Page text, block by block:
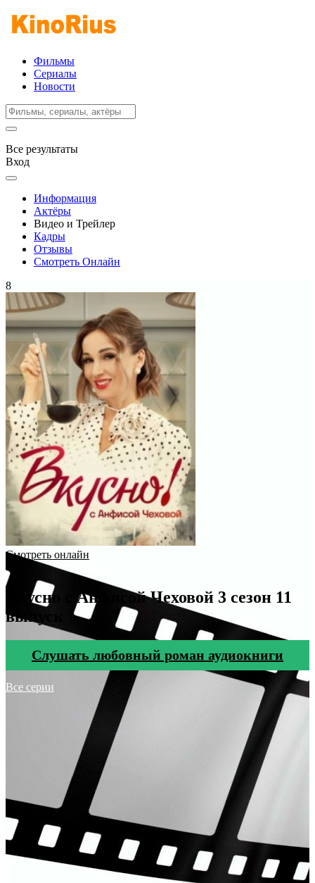
Фильмы
Сериалы
Новости
Все результаты
Вход
Информация
Актёры
Видео и Трейлер
Кадры
Отзывы
Смотреть Онлайн
8
Смотреть онлайн
Вкусно с Анфисой Чеховой 3 сезон 11
выпуск
Cлушать любовный роман аудиокниги
Все серии